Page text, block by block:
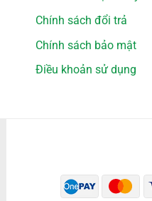
Chính sách đổi trả
Chính sách bảo mật
Điều khoản sử dụng